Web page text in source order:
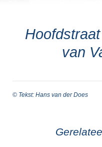
van
© Tekst: Hans van der Does